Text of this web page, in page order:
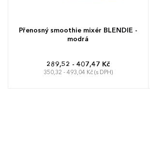
Přenosný smoothie mixér BLENDIE -
modrá
289,52 - 407,47 Kč
350,32 - 493,04 Kč (s DPH)